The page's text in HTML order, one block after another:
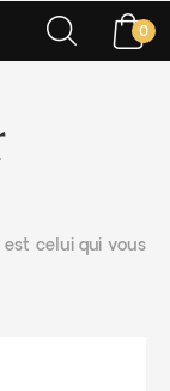
0
celui qui vous